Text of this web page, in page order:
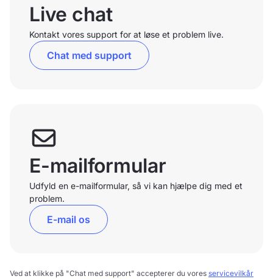
Live chat
Kontakt vores support for at løse et problem live.
Chat med support
E-mailformular
Udfyld en e-mailformular, så vi kan hjælpe dig med et
problem.
E-mail os
Ved at klikke på "Chat med support" accepterer du vores servicevilkår